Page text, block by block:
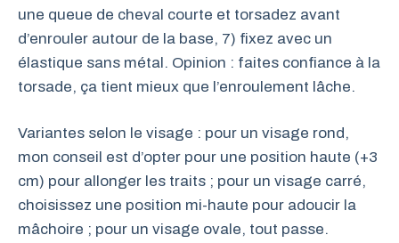
une queue de cheval courte et torsadez avant
d’enrouler autour de la base, 7) fixez avec un
élastique sans métal. Opinion : faites confiance à la
torsade, ça tient mieux que l’enroulement lâche.
Variantes selon le visage : pour un visage rond,
mon conseil est d’opter pour une position haute (+3
cm) pour allonger les traits ; pour un visage carré,
choisissez une position mi-haute pour adoucir la
mâchoire ; pour un visage ovale, tout passe.